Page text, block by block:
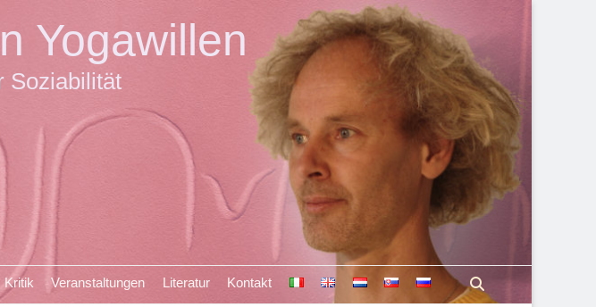
Yogawillen
Soziabilität
Kritik Veranstaltungen Literatur Kontakt